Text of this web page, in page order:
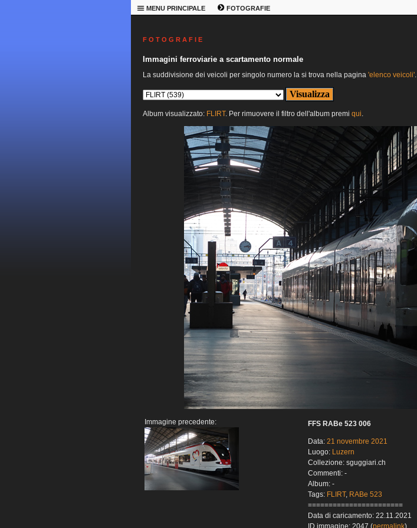
MENU PRINCIPALE FOTOGRAFIE
F O T O G R A F I E
Immagini ferroviarie a scartamento normale
La suddivisione dei veicoli per singolo numero la si trova nella pagina 'elenco veicoli'.
Album visualizzato: FLIRT. Per rimuovere il filtro dell'album premi qui.
Immagine precedente: FFS RABe 523 006
Data: 21 novembre 2021
Luogo: Luzern
Collezione: sguggiari.ch
Commenti: -
Album: -
Tags: FLIRT, RABe 523
=======================
Data di caricamento: 22.11.2021